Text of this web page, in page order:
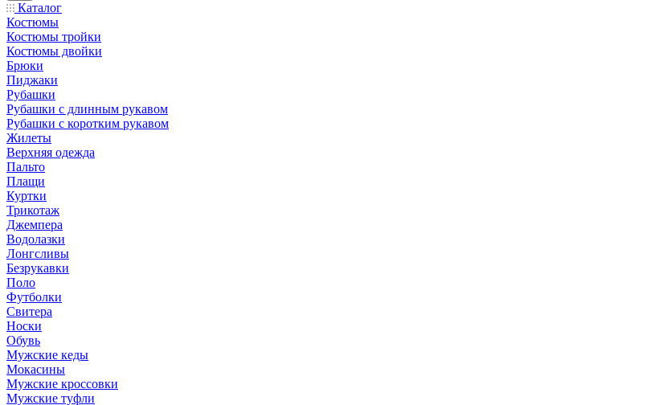
Каталог
Костюмы
Костюмы тройки
Костюмы двойки
Брюки
Пиджаки
Рубашки
Рубашки с длинным рукавом
Рубашки с коротким рукавом
Жилеты
Верхняя одежда
Пальто
Плащи
Куртки
Трикотаж
Джемпера
Водолазки
Лонгсливы
Безрукавки
Поло
Футболки
Свитера
Носки
Обувь
Мужские кеды
Мокасины
Мужские кроссовки
Мужские туфли